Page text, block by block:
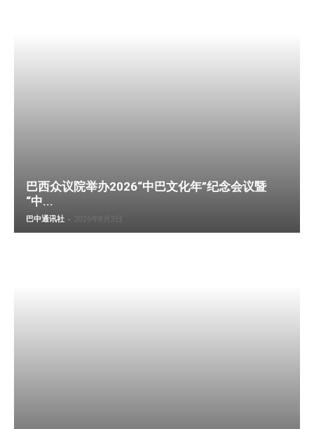
巴西众议院举办2026“中巴文化年”纪念会议暨
“中...
巴中通讯社 - 2026年8月3日